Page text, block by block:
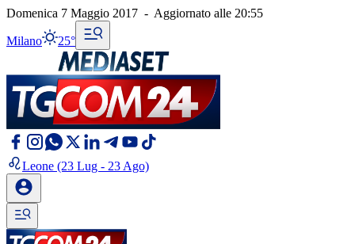
Domenica 7 Maggio 2017 - Aggiornato alle 20:55
Milano 25°
Leone (23 Lug - 23 Ago)